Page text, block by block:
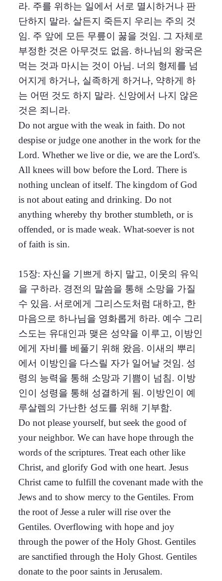
라. 주를 위하는 일에서 서로 멸시하거나 판
단하지 말라. 살든지 죽든지 우리는 주의 것
임. 주 앞에 모든 무릎이 꿇을 것임. 그 자체로
부정한 것은 아무것도 없음. 하나님의 왕국은
먹는 것과 마시는 것이 아님. 너의 형제를 넘
어지게 하거나, 실족하게 하거나, 약하게 하
는 어떤 것도 하지 말라. 신앙에서 나지 않은
것은 죄니라.
Do not argue with the weak in faith. Do not
despise or judge one another in the work for the
Lord. Whether we live or die, we are the Lord's.
All knees will bow before the Lord. There is
nothing unclean of itself. The kingdom of God
is not about eating and drinking. Do not
anything whereby thy brother stumbleth, or is
offended, or is made weak. What-soever is not
of faith is sin.
15장: 자신을 기쁘게 하지 말고, 이웃의 유익
을 구하라. 경전의 말씀을 통해 소망을 가질
수 있음. 서로에게 그리스도처럼 대하고, 한
마음으로 하나님을 영화롭게 하라. 예수 그리
스도는 유대인과 맺은 성약을 이루고, 이방인
에게 자비를 베풀기 위해 왔음. 이새의 뿌리
에서 이방인을 다스릴 자가 일어날 것임. 성
령의 능력을 통해 소망과 기쁨이 넘침. 이방
인이 성령을 통해 성결하게 됨. 이방인이 예
루살렘의 가난한 성도를 위해 기부함.
Do not please yourself, but seek the good of
your neighbor. We can have hope through the
words of the scriptures. Treat each other like
Christ, and glorify God with one heart. Jesus
Christ came to fulfill the covenant made with the
Jews and to show mercy to the Gentiles. From
the root of Jesse a ruler will rise over the
Gentiles. Overflowing with hope and joy
through the power of the Holy Ghost. Gentiles
are sanctified through the Holy Ghost. Gentiles
donate to the poor saints in Jerusalem.